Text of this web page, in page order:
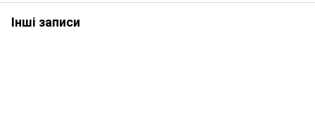
Інші записи